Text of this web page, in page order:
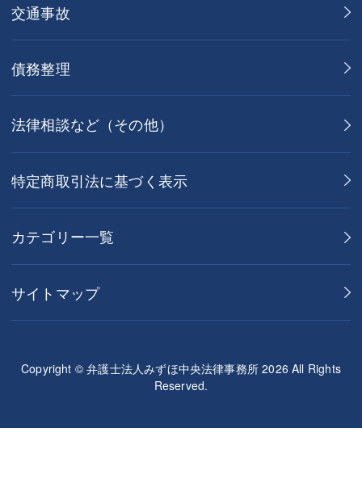
交通事故
債務整理
法律相談など（その他）
特定商取引法に基づく表示
カテゴリー一覧
サイトマップ
Copyright © 弁護士法人みずほ中央法律事務所 2026 All Rights
Reserved.